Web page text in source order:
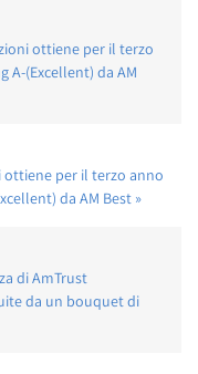
ottiene per il terzo
(Excellent) da AM
ottiene per il terzo anno
da AM Best »
di AmTrust
da un bouquet di